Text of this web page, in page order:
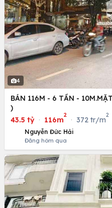
4
BÁN 116M - 6 TẦN -
)
43.5 tỷ · 116m
2
· 372 tr/m
2
Nguyễn Đức Hải
Đăng hôm qua